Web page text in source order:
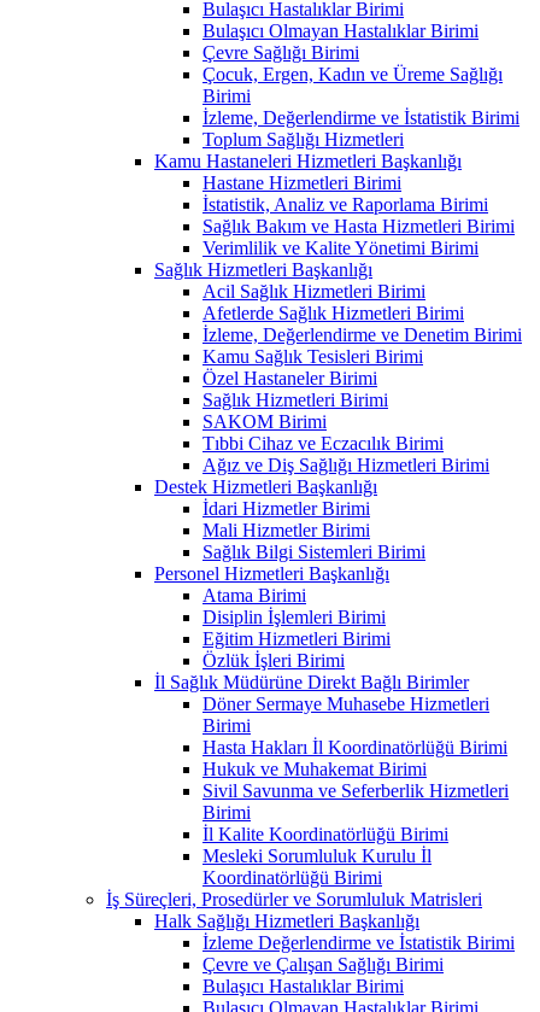
Bulaşıcı Hastalıklar Birimi
Bulaşıcı Olmayan Hastalıklar Birimi
Çevre Sağlığı Birimi
Çocuk, Ergen, Kadın ve Üreme Sağlığı
Birimi
İzleme, Değerlendirme ve İstatistik Birimi
Toplum Sağlığı Hizmetleri
Kamu Hastaneleri Hizmetleri Başkanlığı
Hastane Hizmetleri Birimi
İstatistik, Analiz ve Raporlama Birimi
Sağlık Bakım ve Hasta Hizmetleri Birimi
Verimlilik ve Kalite Yönetimi Birimi
Sağlık Hizmetleri Başkanlığı
Acil Sağlık Hizmetleri Birimi
Afetlerde Sağlık Hizmetleri Birimi
İzleme, Değerlendirme ve Denetim Birimi
Kamu Sağlık Tesisleri Birimi
Özel Hastaneler Birimi
Sağlık Hizmetleri Birimi
SAKOM Birimi
Tıbbi Cihaz ve Eczacılık Birimi
Ağız ve Diş Sağlığı Hizmetleri Birimi
Destek Hizmetleri Başkanlığı
İdari Hizmetler Birimi
Mali Hizmetler Birimi
Sağlık Bilgi Sistemleri Birimi
Personel Hizmetleri Başkanlığı
Atama Birimi
Disiplin İşlemleri Birimi
Eğitim Hizmetleri Birimi
Özlük İşleri Birimi
İl Sağlık Müdürüne Direkt Bağlı Birimler
Döner Sermaye Muhasebe Hizmetleri
Birimi
Hasta Hakları İl Koordinatörlüğü Birimi
Hukuk ve Muhakemat Birimi
Sivil Savunma ve Seferberlik Hizmetleri
Birimi
İl Kalite Koordinatörlüğü Birimi
Mesleki Sorumluluk Kurulu İl
Koordinatörlüğü Birimi
İş Süreçleri, Prosedürler ve Sorumluluk Matrisleri
Halk Sağlığı Hizmetleri Başkanlığı
İzleme Değerlendirme ve İstatistik Birimi
Çevre ve Çalışan Sağlığı Birimi
Bulaşıcı Hastalıklar Birimi
Bulaşıcı Olmayan Hastalıklar Birimi